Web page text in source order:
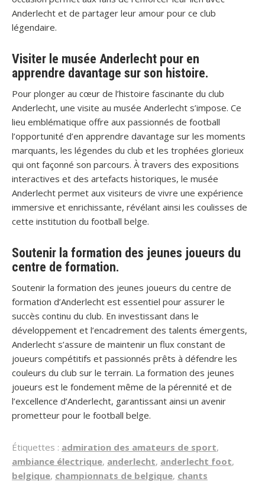
Anderlecht et de partager leur amour pour ce club
légendaire.
Visiter le musée Anderlecht pour en
apprendre davantage sur son histoire.
Pour plonger au cœur de l’histoire fascinante du club
Anderlecht, une visite au musée Anderlecht s’impose. Ce
lieu emblématique offre aux passionnés de football
l’opportunité d’en apprendre davantage sur les moments
marquants, les légendes du club et les trophées glorieux
qui ont façonné son parcours. À travers des expositions
interactives et des artefacts historiques, le musée
Anderlecht permet aux visiteurs de vivre une expérience
immersive et enrichissante, révélant ainsi les coulisses de
cette institution du football belge.
Soutenir la formation des jeunes joueurs du
centre de formation.
Soutenir la formation des jeunes joueurs du centre de
formation d’Anderlecht est essentiel pour assurer le
succès continu du club. En investissant dans le
développement et l’encadrement des talents émergents,
Anderlecht s’assure de maintenir un flux constant de
joueurs compétitifs et passionnés prêts à défendre les
couleurs du club sur le terrain. La formation des jeunes
joueurs est le fondement même de la pérennité et de
l’excellence d’Anderlecht, garantissant ainsi un avenir
prometteur pour le football belge.
Étiquettes : admiration des amateurs de sport,
ambiance électrique, anderlecht, anderlecht foot,
belgique, championnats de belgique, chants